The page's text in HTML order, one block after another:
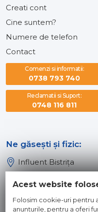
Creati cont
Cine suntem?
Numere de telefon
Contact
Comenzi si informatii:
0738 793 740
Reclamatii si Suport:
0748 116 811
Ne găsești și fizic:
Influent Bistrița
Influent Dej
Acest website
Folosim cookie-uri pentru
anunțurile, pentru a oferi